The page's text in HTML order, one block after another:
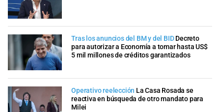
Tras los anuncios del BM y del BID Decreto
para autorizar a Economía a tomar hasta US$
5 mil millones de créditos garantizados
Operativo reelección La Casa Rosada se
reactiva en búsqueda de otro mandato para
Milei